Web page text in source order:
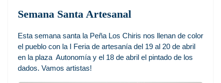
Semana Santa Artesanal
Esta semana santa la Peña Los Chiris nos llenan de color
el pueblo con la I Feria de artesanía del 19 al 20 de abril
en la plaza Autonomía y el 18 de abril el pintado de los
dados. Vamos artistas!